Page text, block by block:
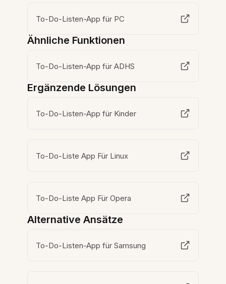
To-Do-Listen-App für PC
Ähnliche Funktionen
To-Do-Listen-App für ADHS
Ergänzende Lösungen
To-Do-Listen-App für Kinder
To-Do-Liste App Für Linux
To-Do-Liste App Für Opera
Alternative Ansätze
To-Do-Listen-App für Samsung